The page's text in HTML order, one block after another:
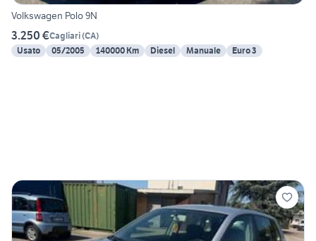
Volkswagen Polo 9N
3.250 €Cagliari(CA)
Usato
05/2005 140000 Km Diesel Manuale Euro 3